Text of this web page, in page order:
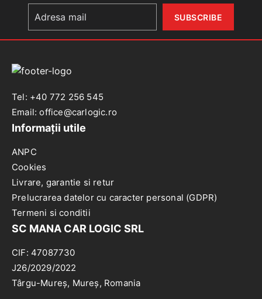
Tel: +40 772 256 545
Email: office@carlogic.ro
Informații utile
ANPC
Cookies
Livrare, garantie si retur
Prelucrarea datelor cu caracter personal (GDPR)
Termeni si conditii
SC MANA CAR LOGIC SRL
CIF: 47087730
J26/2029/2022
Târgu-Mureș, Mureș, Romania